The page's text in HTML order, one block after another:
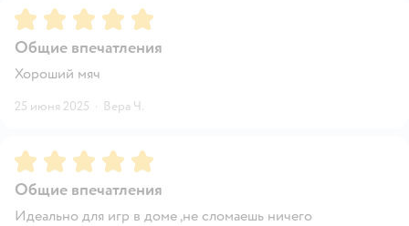
Рейтинг:5
Общие впечатления
Хороший мяч
25 июня 2025 · Вера Ч.
Рейтинг:5
Общие впечатления
Идеально для игр в доме ,не сломаешь ничего